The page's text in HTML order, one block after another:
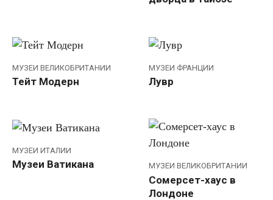
МУЗЕИ ВЕЛИКОБРИТАНИИ
Тейт Модерн
МУЗЕИ ФРАНЦИИ
Лувр
МУЗЕИ ИТАЛИИ
Музеи Ватикана МУЗЕИ ВЕЛИКОБРИТАНИИ
Сомерсет-хаус в
Лондоне